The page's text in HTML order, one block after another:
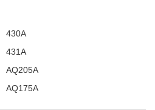
430A
431A
AQ205A
AQ175A